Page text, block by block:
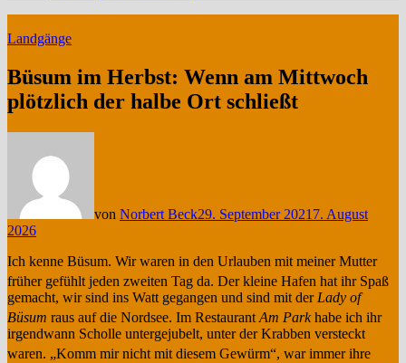
Landgänge
Büsum im Herbst: Wenn am Mittwoch
plötzlich der halbe Ort schließt
von Norbert Beck29. September 2021 7. August
2026
Ich kenne Büsum. Wir waren in den Urlauben mit meiner Mutter
früher gefühlt jeden zweiten Tag da. Der kleine Hafen hat ihr Spaß
gemacht, wir sind ins Watt gegangen und sind mit der Lady of
Büsum raus auf die Nordsee. Im RestaurantAm Parkhabe ich ihr
irgendwann Scholle untergejubelt, unter der Krabben versteckt
waren. „Komm mir nicht mit diesem Gewürm“, war immer ihre